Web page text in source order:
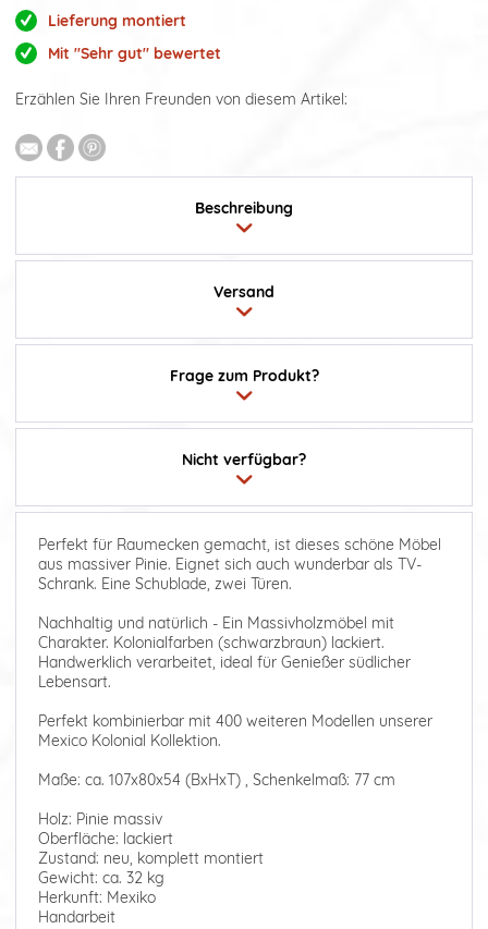
Lieferung montiert
Mit "Sehr gut" bewertet
Erzählen Sie Ihren Freunden von diesem Artikel:
Beschreibung
Frage zum Produkt?
Versand
Nicht verfügbar?
Perfekt für Raumecken gemacht, ist dieses schöne Möbel
aus massiver Pinie. Eignet sich auch wunderbar als TV-
Schrank. Eine Schublade, zwei Türen.
Nachhaltig und natürlich - Ein Massivholzmöbel mit
Charakter. Kolonialfarben (schwarzbraun) lackiert.
Handwerklich verarbeitet, ideal für Genießer südlicher
Lebensart.
Perfekt kombinierbar mit 400 weiteren Modellen unserer
Mexico Kolonial Kollektion.
Maße: ca. 107x80x54 (BxHxT) , Schenkelmaß: 77 cm
Holz: Pinie massiv
Oberfläche: lackiert
Zustand: neu, komplett montiert
Gewicht: ca. 32 kg
Herkunft: Mexiko
Handarbeit